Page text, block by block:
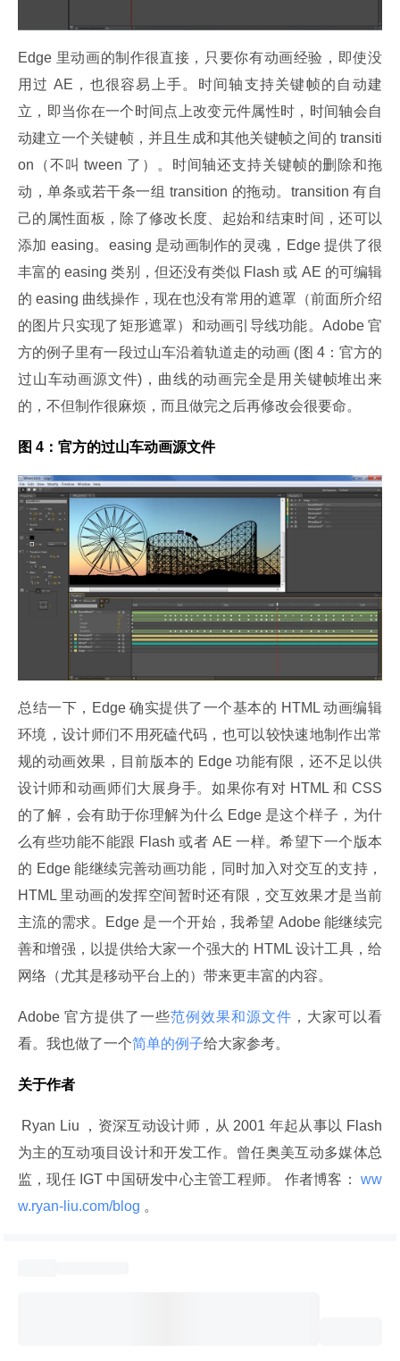
Edge 里动画的制作很直接，只要你有动画经验，即使没
用过 AE，也很容易上手。时间轴支持关键帧的自动建
立，即当你在一个时间点上改变元件属性时，时间轴会自
动建立一个关键帧，并且生成和其他关键帧之间的 transiti
on（不叫 tween 了）。时间轴还支持关键帧的删除和拖
动，单条或若干条一组 transition 的拖动。transition 有自
己的属性面板，除了修改长度、起始和结束时间，还可以
添加 easing。easing 是动画制作的灵魂，Edge 提供了很
丰富的 easing 类别，但还没有类似 Flash 或 AE 的可编辑
的 easing 曲线操作，现在也没有常用的遮罩（前面所介绍
的图片只实现了矩形遮罩）和动画引导线功能。Adobe 官
方的例子里有一段过山车沿着轨道走的动画 (图 4：官方的
过山车动画源文件)，曲线的动画完全是用关键帧堆出来
的，不但制作很麻烦，而且做完之后再修改会很要命。
图 4：官方的过山车动画源文件
总结一下，Edge 确实提供了一个基本的 HTML 动画编辑
环境，设计师们不用死磕代码，也可以较快速地制作出常
规的动画效果，目前版本的 Edge 功能有限，还不足以供
设计师和动画师们大展身手。如果你有对 HTML 和 CSS
的了解，会有助于你理解为什么 Edge 是这个样子，为什
么有些功能不能跟 Flash 或者 AE 一样。希望下一个版本
的 Edge 能继续完善动画功能，同时加入对交互的支持，
HTML 里动画的发挥空间暂时还有限，交互效果才是当前
主流的需求。Edge 是一个开始，我希望 Adobe 能继续完
善和增强，以提供给大家一个强大的 HTML 设计工具，给
网络（尤其是移动平台上的）带来更丰富的内容。
Adobe 官方提供了一些范例效果和源文件 ，大家可以看
看。我也做了一个简单的例子给大家参考。
关于作者
为主的互动项目设计和开发工作。曾任奥美互动多媒体总
监，现任 IGT 中国研发中心主管工程师。 作者博客：
ww
w.ryan-liu.com/blog 。